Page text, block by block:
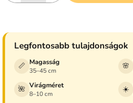
Legfontosabb tulajdonságok
📏 Magasság
35–45 cm 🌸
🌺 Virágméret
8–10 cm ☀️